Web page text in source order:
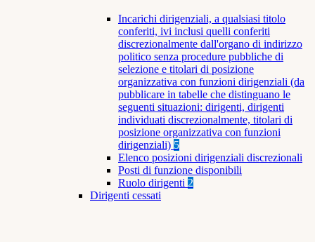
Incarichi dirigenziali, a qualsiasi titolo
conferiti, ivi inclusi quelli conferiti
discrezionalmente dall'organo di indirizzo
politico senza procedure pubbliche di
selezione e titolari di posizione
organizzativa con funzioni dirigenziali (da
pubblicare in tabelle che distinguano le
seguenti situazioni: dirigenti, dirigenti
individuati discrezionalmente, titolari di
posizione organizzativa con funzioni
dirigenziali) 5
Elenco posizioni dirigenziali discrezionali
Posti di funzione disponibili
Ruolo dirigenti 2
Dirigenti cessati